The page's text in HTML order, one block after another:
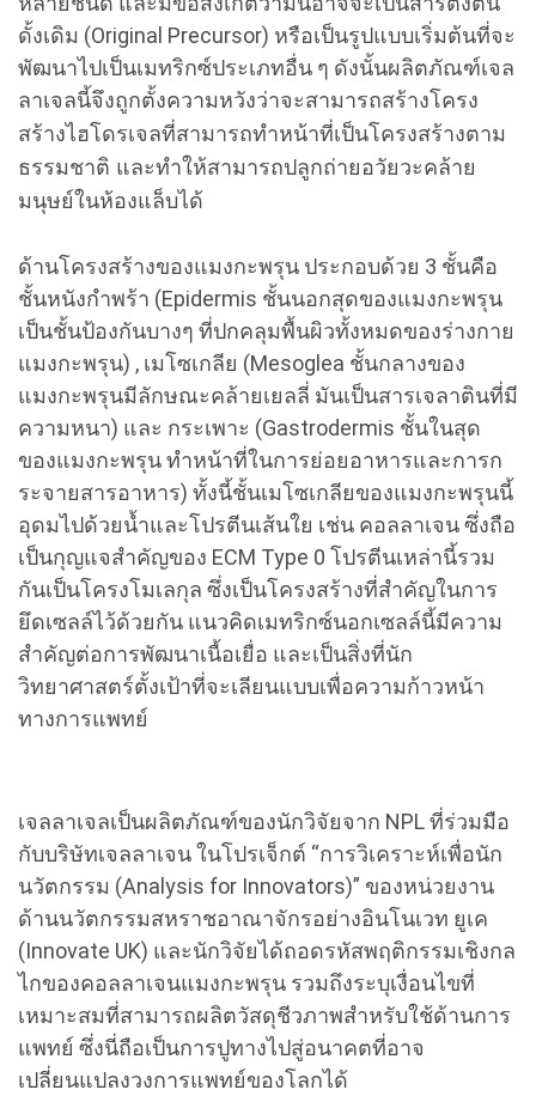
ดั้งเดิม (Original Precursor) หรือเป็นรูปแบบเริ่มต้นที่จะ
พัฒนาไปเป็นเมทริกซ์ประเภทอื่น ๆ ดังนั้นผลิตภัณฑ์เจล
ลาเจลนี้จึงถูกตั้งความหวังว่าจะสามารถสร้างโครง
สร้างไฮโดรเจลที่สามารถทำหน้าที่เป็นโครงสร้างตาม
ธรรมชาติ และทำให้สามารถปลูกถ่ายอวัยวะคล้าย
มนุษย์ในห้องแล็บได้
ด้านโครงสร้างของแมงกะพรุน ประกอบด้วย 3 ชั้นคือ
ชั้นหนังกำพร้า (Epidermis ชั้นนอกสุดของแมงกะพรุน
เป็นชั้นป้องกันบางๆ ที่ปกคลุมพื้นผิวทั้งหมดของร่างกาย
แมงกะพรุน) , เมโซเกลีย (Mesoglea ชั้นกลางของ
แมงกะพรุนมีลักษณะคล้ายเยลลี่ มันเป็นสารเจลาตินที่มี
ความหนา) และ กระเพาะ (Gastrodermis ชั้นในสุด
ของแมงกะพรุน ทำหน้าที่ในการย่อยอาหารและการก
ระจายสารอาหาร) ทั้งนี้ชั้นเมโซเกลียของแมงกะพรุนนี้
อุดมไปด้วยน้ำและโปรตีนเส้นใย เช่น คอลลาเจน ซึ่งถือ
เป็นกุญแจสำคัญของ ECM Type 0 โปรตีนเหล่านี้รวม
กันเป็นโครงโมเลกุล ซึ่งเป็นโครงสร้างที่สำคัญในการ
ยึดเซลล์ไว้ด้วยกัน แนวคิดเมทริกซ์นอกเซลล์นี้มีความ
สำคัญต่อการพัฒนาเนื้อเยื่อ และเป็นสิ่งที่นัก
วิทยาศาสตร์ตั้งเป้าที่จะเลียนแบบเพื่อความก้าวหน้า
ทางการแพทย์
เจลลาเจลเป็นผลิตภัณฑ์ของนักวิจัยจาก NPL ที่ร่วมมือ
กับบริษัทเจลลาเจน ในโปรเจ็กต์ “การวิเคราะห์เพื่อนัก
นวัตกรรม (Analysis for Innovators)” ของหน่วยงาน
ด้านนวัตกรรมสหราชอาณาจักรอย่างอินโนเวท ยูเค
(Innovate UK) และนักวิจัยได้ถอดรหัสพฤติกรรมเชิงกล
ไกของคอลลาเจนแมงกะพรุน รวมถึงระบุเงื่อนไขที่
เหมาะสมที่สามารถผลิตวัสดุชีวภาพสำหรับใช้ด้านการ
แพทย์ ซึ่งนี่ถือเป็นการปูทางไปสู่อนาคตที่อาจ
เปลี่ยนแปลงวงการแพทย์ของโลกได้